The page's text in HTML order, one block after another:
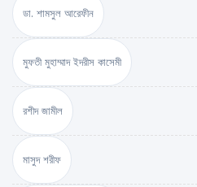
ডা. শামসুল আরেফীন
মুফতী মুহাম্মাদ ইদরীস কাসেমী
রশীদ জামীল
মাসুদ শরীফ